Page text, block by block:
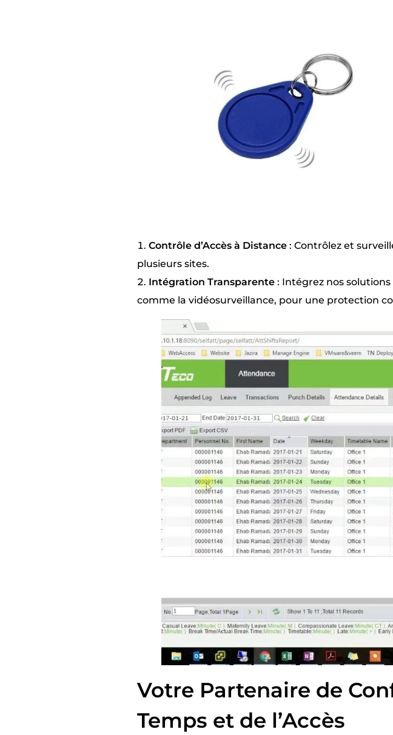
Contrôle d’Accès à Distance : Contrôlez et
plusieurs sites.
Intégration Transparente : Intégrez nos solutions
comme la vidéosurveillance, pour une protection
Votre Partenaire de
Temps et de l’Accès